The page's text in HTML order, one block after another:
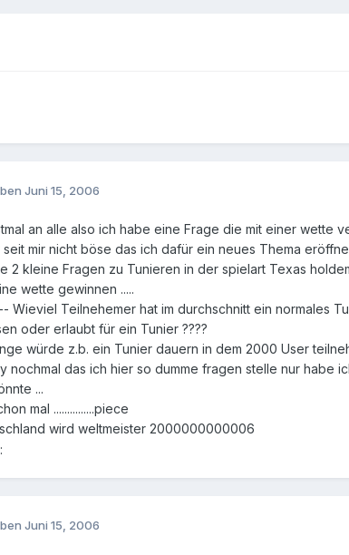
Juni 15, 2006
an alle also ich habe eine Frage die mit einer wette
mir nicht böse das ich dafür ein neues Thema eröffne
2 kleine Fragen zu Tunieren in der spielart Texas
wette gewinnen .....
Wieviel Teilnehemer hat im durchschnitt ein normales
oder erlaubt für ein Tunier ????
würde z.b. ein Tunier dauern in dem 2000 User
nochmal das ich hier so dumme fragen stelle nur habe
...
mal ...............piece
wird weltmeister 2000000000006
Juni 15, 2006